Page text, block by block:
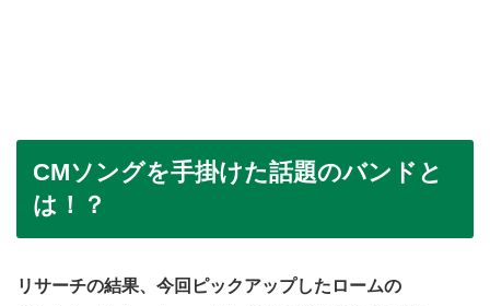
CMソングを手掛けた話題のバンドと
は！？
リサーチの結果、今回ピックアップしたロームの